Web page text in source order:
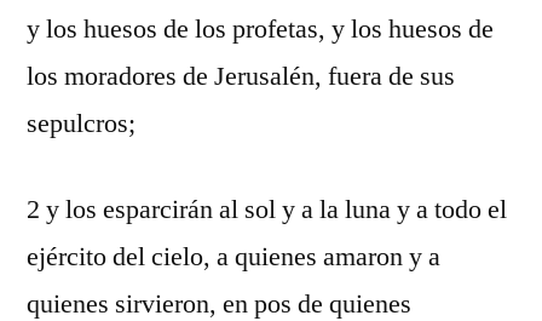
y los huesos de los profetas, y los huesos de
los moradores de Jerusalén, fuera de sus
sepulcros;
2 y los esparcirán al sol y a la luna y a todo el
ejército del cielo, a quienes amaron y a
quienes sirvieron, en pos de quienes